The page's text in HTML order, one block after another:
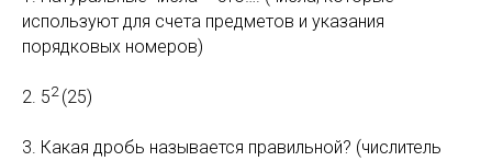
используют для счета предметов и указания
порядковых номеров)
2. 52 (25)
3. Какая дробь называется правильной? (числитель